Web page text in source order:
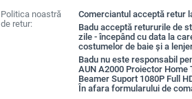
Politica noastră
de retur:
Comerciantul acceptă retur
Badu acceptă retururile de
zile - începând cu data la
costumelor de baie și a
Badu nu este responsabil
AUN A2000 Proiector Home
Beamer Suport 1080P Full
În afara formularului de